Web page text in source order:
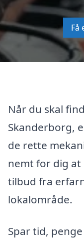
Få
Når du skal
Skanderborg,
de rette
nemt for dig
tilbud fra
lokalområde.
Spar tid,